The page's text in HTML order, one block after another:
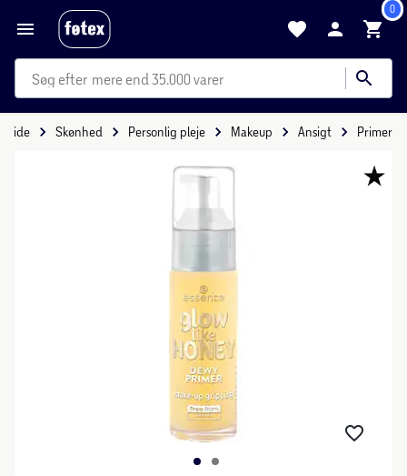
0
mere end 35.000 varer
Skønhed Personlig pleje Makeup Ansigt Primer